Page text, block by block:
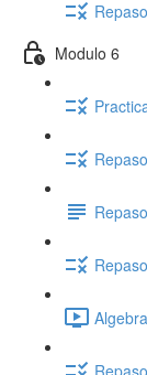
Modulo 6